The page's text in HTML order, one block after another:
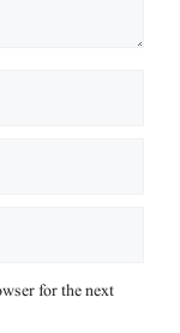
for the next